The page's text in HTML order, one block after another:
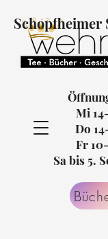
Schopfheimer
Mi
Do
Fr
Sa bis 5.